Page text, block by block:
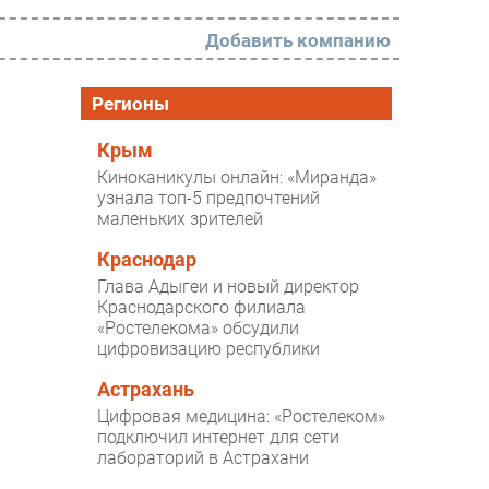
РАЗДЕЛЫ
Новости
Аналитика
Интервью
Мероприятия
Проекты
IT класс
Каталог компаний
Добавить компанию
Регионы
Крым
Киноканикулы онлайн: «Миранда»
узнала топ-5 предпочтений
маленьких зрителей
Краснодар
Глава Адыгеи и новый директор
Краснодарского филиала
«Ростелекома» обсудили
цифровизацию республики
Астрахань
Цифровая медицина: «Ростелеком»
подключил интернет для сети
лабораторий в Астрахани